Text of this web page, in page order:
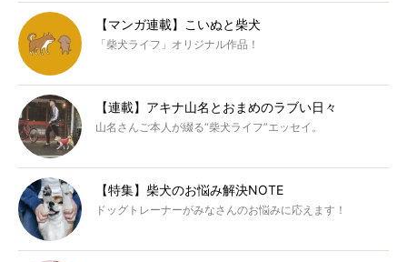
【マンガ連載】こいぬと柴犬
「柴犬ライフ」オリジナル作品！
【連載】アキナ山名とおまめのラブい日々
山名さんご本人が綴る“柴犬ライフ”エッセイ。
【特集】柴犬のお悩み解決NOTE
ドッグトレーナーがみなさんのお悩みに応えます！